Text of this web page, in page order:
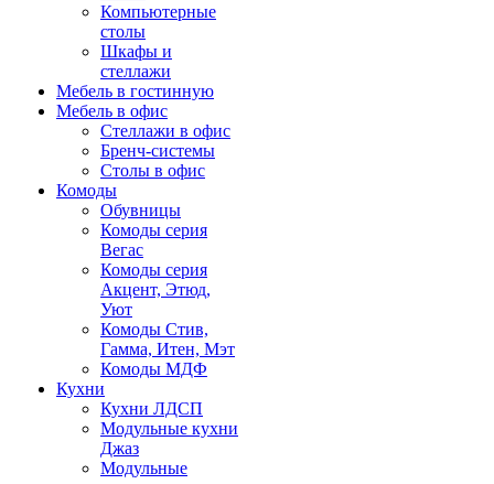
Компьютерные
столы
Шкафы и
стеллажи
Мебель в гостинную
Мебель в офис
Стеллажи в офис
Бренч-системы
Столы в офис
Комоды
Обувницы
Комоды серия
Вегас
Комоды серия
Акцент, Этюд,
Уют
Комоды Стив,
Гамма, Итен, Мэт
Комоды МДФ
Кухни
Кухни ЛДСП
Модульные кухни
Джаз
Модульные